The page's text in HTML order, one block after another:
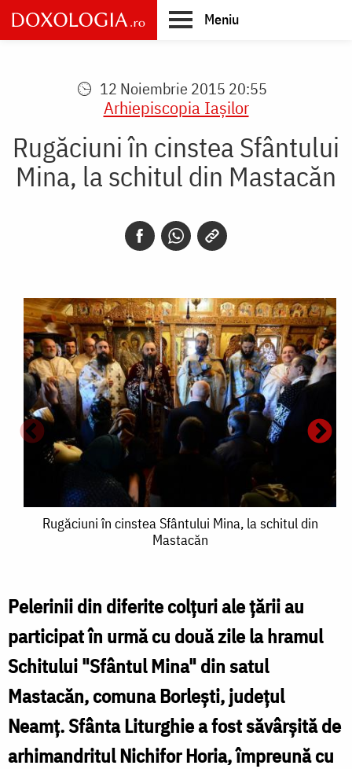
Skip
to
main
Meniu
12 Noiembrie 2015 20:55
Arhiepiscopia Iaşilor
Rugăciuni în cinstea Sfântului
Mina, la schitul din Mastacăn
Rugăciuni
Sfântului
Mina,
la
schitul
Mastacăn
Rugăciuni în cinstea Sfântului Mina, la schitul din
Mastacăn
Pelerinii din diferite colţuri ale ţării au
participat în urmă cu două zile la hramul
Schitului "Sfântul Mina" din satul
Mastacăn, comuna Borleşti, judeţul
Neamţ. Sfânta Liturghie a fost săvârşită de
arhimandritul Nichifor Horia, împreună cu